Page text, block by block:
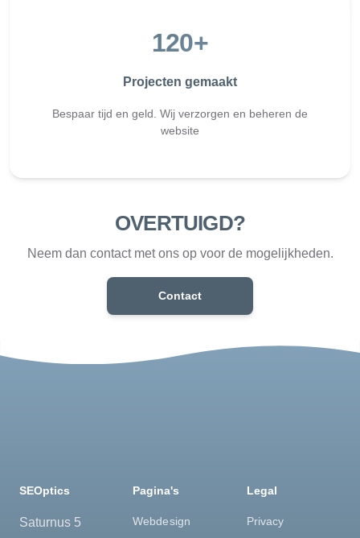
120+
Projecten gemaakt
Bespaar tijd en geld. Wij verzorgen en beheren de
website
OVERTUIGD?
Neem dan contact met ons op voor de mogelijkheden.
Contact
SEOptics
Saturnus 5
Pagina's
Webdesign
Legal
Privacy